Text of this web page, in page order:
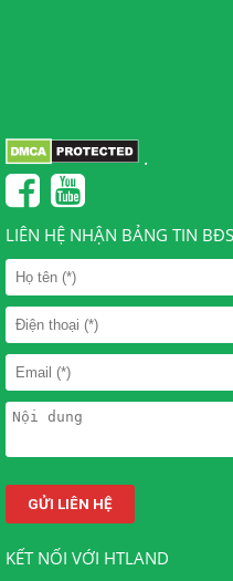
.
LIÊN HỆ NHẬN BẢNG TIN BĐS
KẾT NỐI VỚI HTLAND